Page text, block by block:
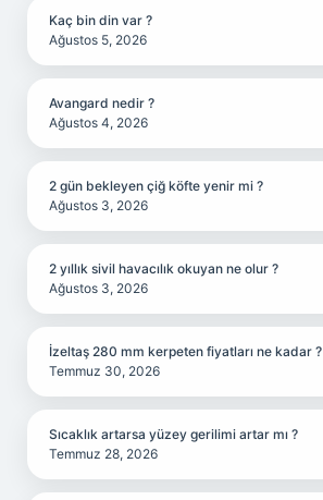
Kaç bin din var ?
Ağustos 5, 2026
Avangard nedir ?
Ağustos 4, 2026
2 gün bekleyen çiğ köfte yenir mi ?
Ağustos 3, 2026
2 yıllık sivil havacılık okuyan ne olur ?
Ağustos 3, 2026
İzeltaş 280 mm kerpeten fiyatları ne kadar ?
Temmuz 30, 2026
Sıcaklık artarsa yüzey gerilimi artar mı ?
Temmuz 28, 2026